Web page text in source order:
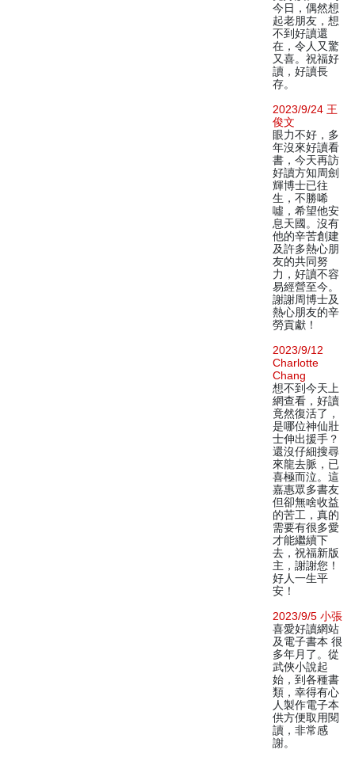
今日，偶然想
起老朋友，想
不到好讀還
在，令人又驚
又喜。祝福好
讀，好讀長
存。
2023/9/24 王
俊文
眼力不好，多
年沒來好讀看
書，今天再訪
好讀方知周劍
輝博士已往
生，不勝唏
噓，希望他安
息天國。沒有
他的辛苦創建
及許多熱心朋
友的共同努
力，好讀不容
易經營至今。
謝謝周博士及
熱心朋友的辛
勞貢獻！
2023/9/12
Charlotte
Chang
想不到今天上
網查看，好讀
竟然復活了，
是哪位神仙壯
士伸出援手？
還沒仔細搜尋
來龍去脈，已
喜極而泣。這
嘉惠眾多書友
但卻無啥收益
的苦工，真的
需要有很多愛
才能繼續下
去，祝福新版
主，謝謝您！
好人一生平
安！
2023/9/5 小張
喜愛好讀網站
及電子書本 很
多年月了。從
武俠小說起
始，到各種書
類，幸得有心
人製作電子本
供方便取用閱
讀，非常感
謝。